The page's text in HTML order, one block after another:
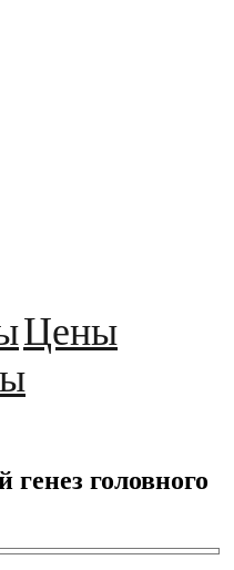
Цены
генез головного